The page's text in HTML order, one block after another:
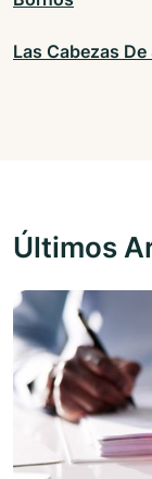
Las Cabezas De
Últimos